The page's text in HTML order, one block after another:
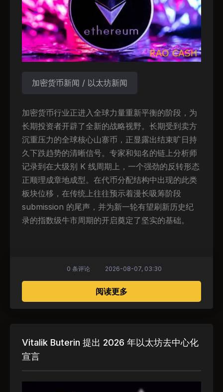
加密货币新闻 / 以太坊新闻
加密货币行业正进入全球力量重新平衡的阶段，为
长期投资者开辟了全新的战略视野。长期受到卖方
沉重压力的全球核心山寨币，正显露出结束旷日持
久下跌趋势的清晰信号。专家和知名的链上分析师
记录到在大级别 K 线周期上，一个强劲的反转形态
正顺理成章地成型。在代币分配结构中出现的此类
板块位移，在传统上往往预示着漫长吸筹阶段
submission 的尾声，并为新一轮有望刷新历史纪
录的指数级牛市周期的开启奠定了坚实的基础。
阅读更多关于 以太坊触底完成：顶
0 条评论 2026-08-07, 03:30
Vitalik Buterin 提出 2026 年以太坊去中心化
宣言